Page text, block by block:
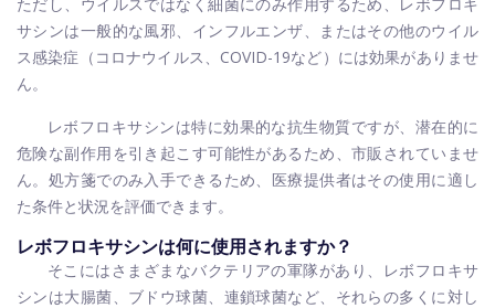
サシンは一般的な風邪、インフルエンザ、またはその他のウイル
ス感染症（コロナウイルス、COVID-19など）には効果がありませ
ん。
レボフロキサシンは特に効果的な抗生物質ですが、潜在的に
危険な副作用を引き起こす可能性があるため、市販されていませ
ん。処方箋でのみ入手できるため、医療提供者はその使用に適し
た条件と状況を評価できます。
レボフロキサシンは何に使用されますか？
そこにはさまざまなバクテリアの軍隊があり、レボフロキサ
シンは大腸菌、ブドウ球菌、連鎖球菌など、それらの多くに対し